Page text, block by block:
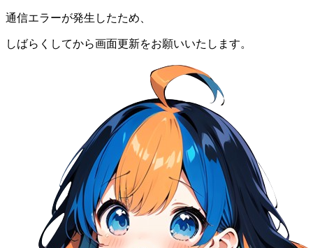
通信エラーが発生したため、
しばらくしてから画面更新をお願いいたします。